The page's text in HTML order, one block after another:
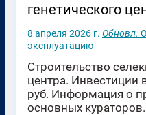
генетического
8 апреля 2026 г. Обновл.
эксплуатацию
Строительство
центра. Инвестиции
руб. Информация о
основных кураторов.